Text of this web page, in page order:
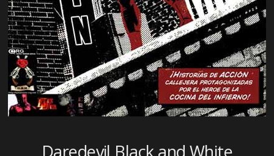
Daredevil Black and White